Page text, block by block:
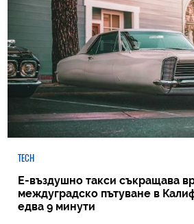
TECH
Е-въздушно такси съкращава
междуградско пътуване в
едва 9 минути